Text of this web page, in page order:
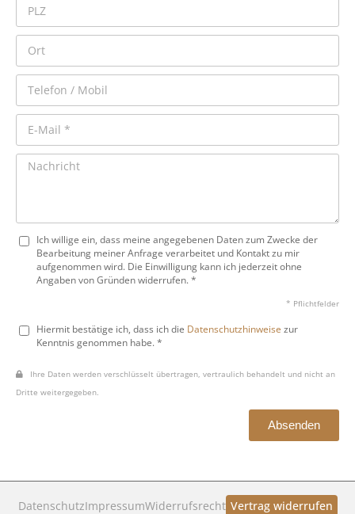
DatenschutzImpressumWiderrufsrecht Vertrag widerrufen
Ich willige ein, dass meine angegebenen Daten zum Zwecke der
Bearbeitung meiner Anfrage verarbeitet und Kontakt zu mir
aufgenommen wird. Die Einwilligung kann ich jederzeit ohne
Angaben von Gründen widerrufen. *
* Pflichtfelder
Hiermit bestätige ich, dass ich die Datenschutzhinweise zur
Kenntnis genommen habe. *
Ihre Daten werden verschlüsselt übertragen, vertraulich behandelt und nicht an
Dritte weitergegeben.
Absenden